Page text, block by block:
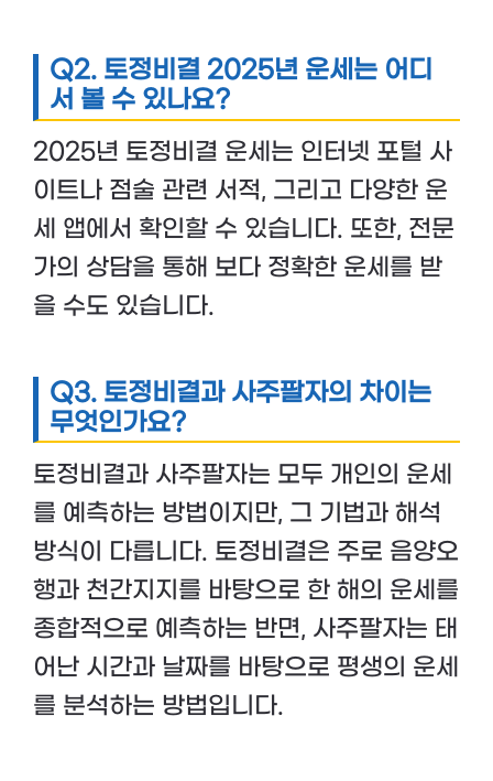
Q2. 토정비결 2025년 운세는 어디
서 볼 수 있나요?
2025년 토정비결 운세는 인터넷 포털 사
이트나 점술 관련 서적, 그리고 다양한 운
세 앱에서 확인할 수 있습니다. 또한, 전문
가의 상담을 통해 보다 정확한 운세를 받
을 수도 있습니다.
Q3. 토정비결과 사주팔자의 차이는
무엇인가요?
토정비결과 사주팔자는 모두 개인의 운세
를 예측하는 방법이지만, 그 기법과 해석
방식이 다릅니다. 토정비결은 주로 음양오
행과 천간지지를 바탕으로 한 해의 운세를
종합적으로 예측하는 반면, 사주팔자는 태
어난 시간과 날짜를 바탕으로 평생의 운세
를 분석하는 방법입니다.